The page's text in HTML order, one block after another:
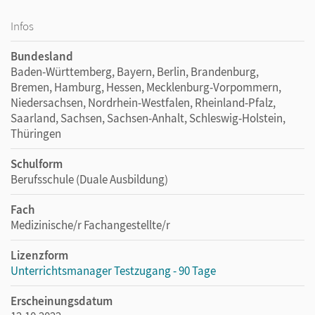
Infos
Bundesland
Baden-Württemberg, Bayern, Berlin, Brandenburg,
Bremen, Hamburg, Hessen, Mecklenburg-Vorpommern,
Niedersachsen, Nordrhein-Westfalen, Rheinland-Pfalz,
Saarland, Sachsen, Sachsen-Anhalt, Schleswig-Holstein,
Thüringen
Schulform
Berufsschule (Duale Ausbildung)
Fach
Medizinische/r Fachangestellte/r
Lizenzform
Unterrichtsmanager Testzugang - 90 Tage
Erscheinungsdatum